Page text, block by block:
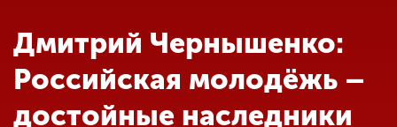
Абитуриенту
Дмитрий Чернышенко:
Российская молодёжь –
достойные наследники